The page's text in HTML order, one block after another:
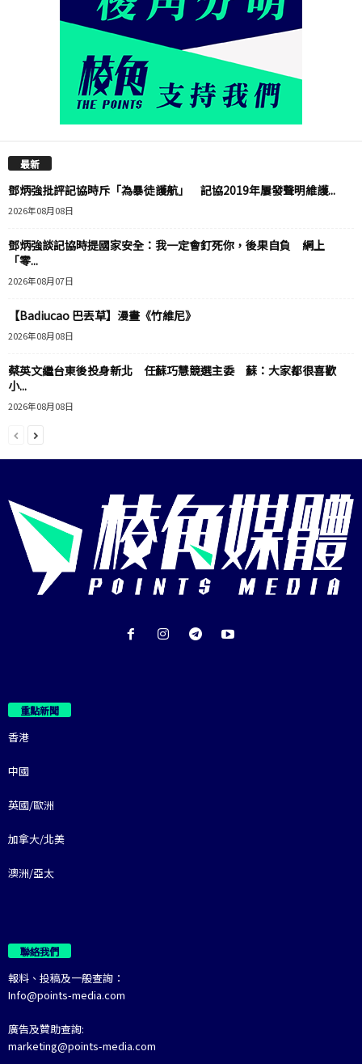
最新
鄧炳強批評記協時斥「為暴徒護航」 記協2019年屢發聲明維護...
2026年08月08日
鄧炳強談記協時提國家安全：我一定會釘死你，後果自負 網上
「零...
2026年08月07日
【Badiucao 巴丟草】漫畫《竹維尼》
2026年08月08日
蔡英文繼台東後投身新北 任蘇巧慧競選主委 蘇：大家都很喜歡
小...
2026年08月08日
重點新聞
香港
中國
英國/歐洲
加拿大/北美
澳洲/亞太
聯絡我們
報料、投稿及一般查詢：
Info@points-media.com
廣告及贊助查詢:
marketing@points-media.com